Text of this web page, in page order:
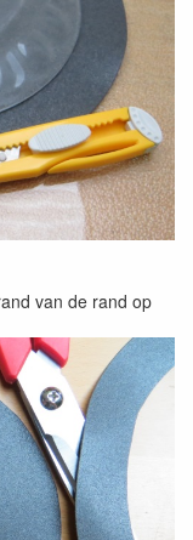
van de rand op